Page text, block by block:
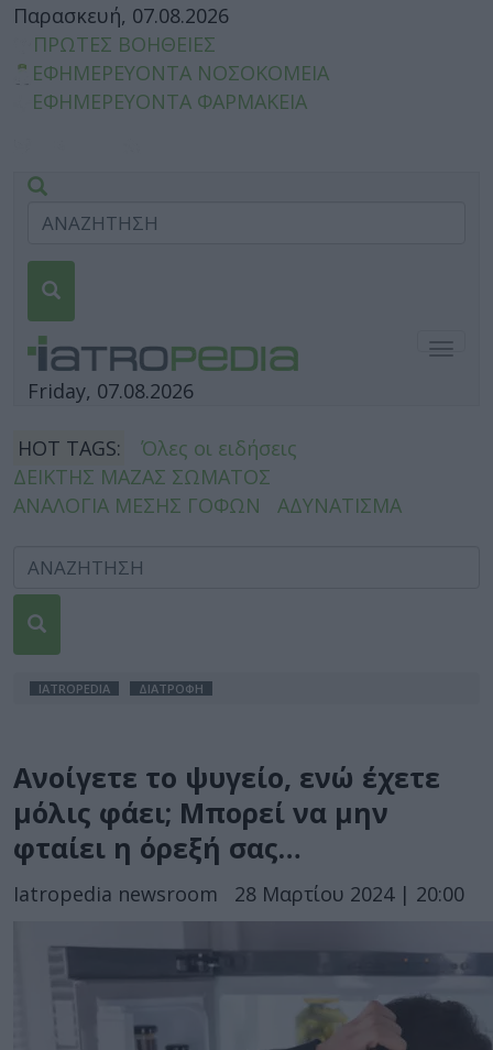
Παρασκευή, 07.08.2026
ΠΡΩΤΕΣ ΒΟΗΘΕΙΕΣ
ΕΦΗΜΕΡΕΥΟΝΤΑ ΝΟΣΟΚΟΜΕΙΑ
ΕΦΗΜΕΡΕΥΟΝΤΑ ΦΑΡΜΑΚΕΙΑ
Friday, 07.08.2026
HOT TAGS:
Όλες οι ειδήσεις
ΔΕΙΚΤΗΣ ΜΑΖΑΣ ΣΩΜΑΤΟΣ
ΑΝΑΛΟΓΙΑ ΜΕΣΗΣ ΓΟΦΩΝ
ΑΔΥΝΑΤΙΣΜΑ
IATROPEDIA ΔΙΑΤΡΟΦΗ
Ανοίγετε το ψυγείο, ενώ έχετε
μόλις φάει; Μπορεί να μην
φταίει η όρεξή σας…
Iatropedia newsroom 28 Μαρτίου 2024 | 20:00